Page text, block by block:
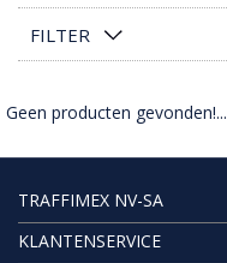
FILTER
Geen producten gevonden!...
TRAFFIMEX NV-SA
KLANTENSERVICE